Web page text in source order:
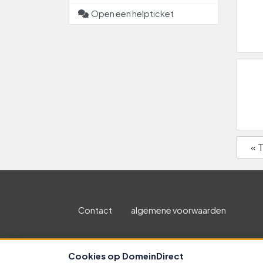
Open een helpticket
«
Contact algemene voorwaarden
Cookies op DomeinDirect